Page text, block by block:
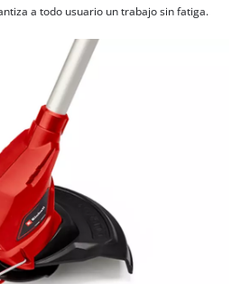
a todo usuario un trabajo sin fatiga.